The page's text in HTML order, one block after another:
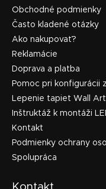
Obchodné podmienky
Často kladené otázky
Ako nakupovať?
Reklamácie
Doprava a platba
Pomoc pri konfigurácii
Lepenie tapiet Wall Art
Inštruktáž k montáži
Kontakt
Podmienky ochrany
Spolupráca